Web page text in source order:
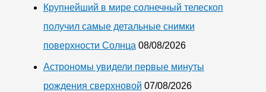
Крупнейший в мире солнечный телескоп
получил самые детальные снимки
поверхности Солнца 08/08/2026
Астрономы увидели первые минуты
рождения сверхновой 07/08/2026